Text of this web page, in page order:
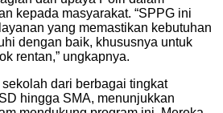
kepada masyarakat. “SPPG ini
yang memastikan kebutuhan
dengan baik, khususnya untuk
rentan,” ungkapnya.
dari berbagai tingkat
hingga SMA, menunjukkan